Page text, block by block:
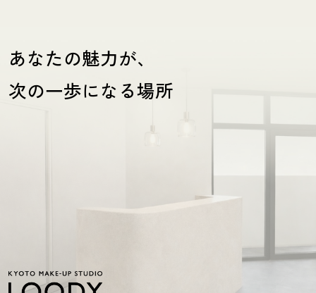
あなたの魅力が、
次の一歩になる場所